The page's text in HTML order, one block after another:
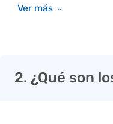
2. ¿Qué son